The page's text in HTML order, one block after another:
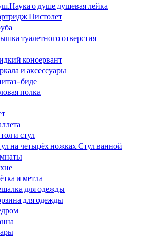
о душе.душевая лейка
туалетного отверстия
консервант
и аксессуары
биде
полка
и стул
на четырёх ножках.Стул ванной
и метла
для одежды
для одежды